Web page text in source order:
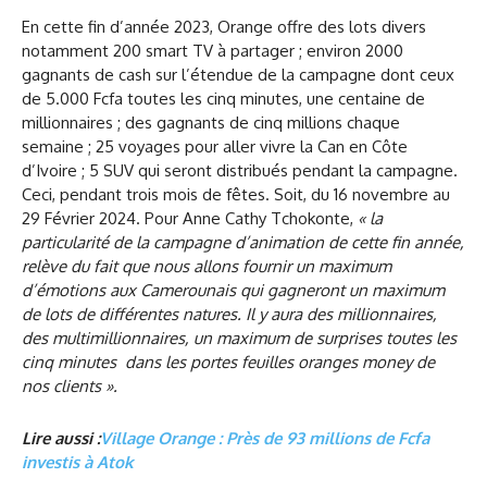
En cette fin d’année 2023, Orange offre des lots divers
notamment 200 smart TV à partager ; environ 2000
gagnants de cash sur l’étendue de la campagne dont ceux
de 5.000 Fcfa toutes les cinq minutes, une centaine de
millionnaires ; des gagnants de cinq millions chaque
semaine ; 25 voyages pour aller vivre la Can en Côte
d’Ivoire ; 5 SUV qui seront distribués pendant la campagne.
Ceci, pendant trois mois de fêtes. Soit, du 16 novembre au
29 Février 2024. Pour Anne Cathy Tchokonte, « la
particularité de la campagne d’animation de cette fin année,
relève du fait que nous allons fournir un maximum
d’émotions aux Camerounais qui gagneront un maximum
de lots de différentes natures. Il y aura des millionnaires,
des multimillionnaires, un maximum de surprises toutes les
cinq minutes dans les portes feuilles oranges money de
nos clients ».
Lire aussi :Village Orange : Près de 93 millions de Fcfa
investis à Atok